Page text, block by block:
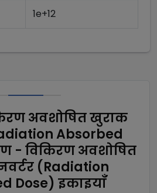
1e+12
अवशोषित खुराक
Absorbed
- विकिरण अवशोषित
(Radiation
Dose) इकाइयाँ